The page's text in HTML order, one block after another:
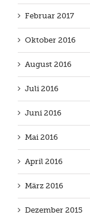
Februar 2017
Oktober 2016
August 2016
Juli 2016
Juni 2016
Mai 2016
April 2016
März 2016
Dezember 2015